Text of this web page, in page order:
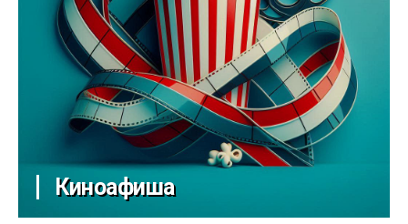
Киноафиша